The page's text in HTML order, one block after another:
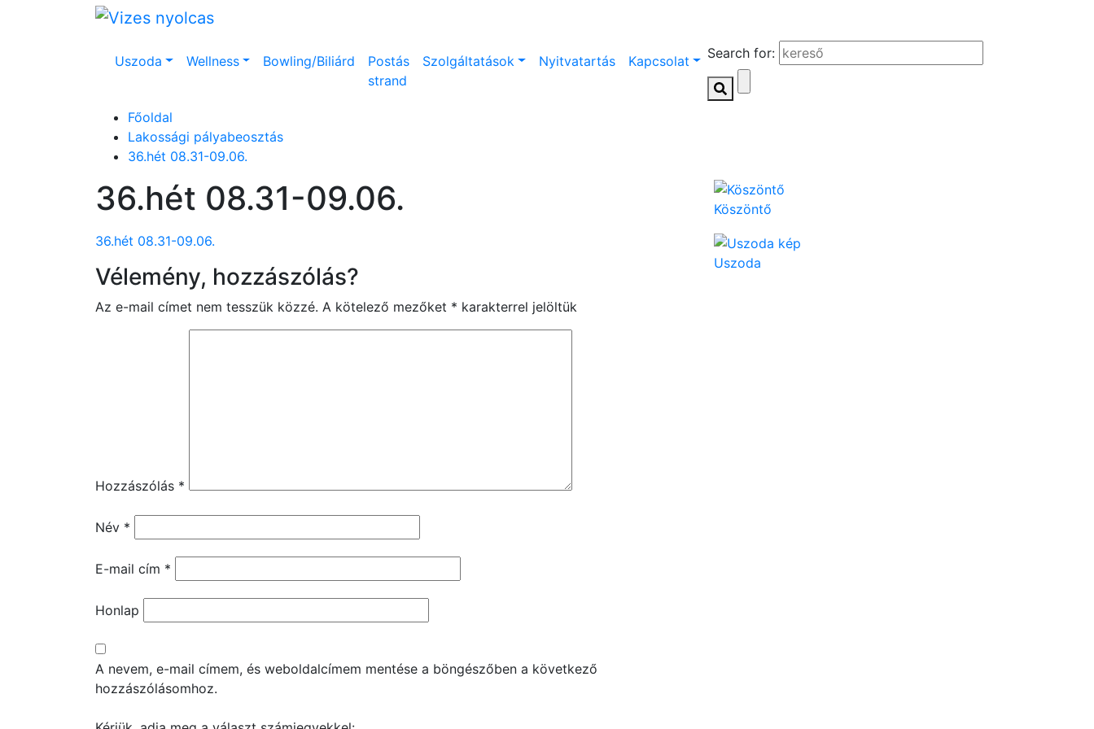
Uszoda Wellness Bowling/Biliárd
Postás
strand
Szolgáltatások Nyitvatartás Kapcsolat Search for:
Főoldal
Lakossági pályabeosztás
36.hét 08.31-09.06.
36.hét 08.31-09.06.
36.hét 08.31-09.06.
Vélemény, hozzászólás?
Az e-mail címet nem tesszük közzé. A kötelező mezőket * karakterrel jelöltük
Hozzászólás *
Név *
E-mail cím *
Honlap
A nevem, e-mail címem, és weboldalcímem mentése a böngészőben a következő
hozzászólásomhoz.
Köszöntő
Uszoda